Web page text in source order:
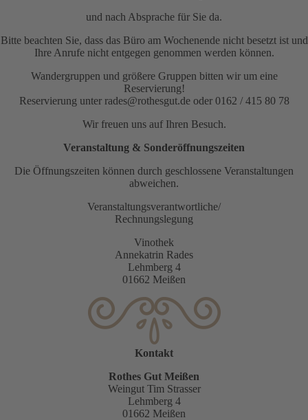
und nach Absprache für Sie da.
Bitte beachten Sie, dass das Büro am Wochenende nicht besetzt ist und
Ihre Anrufe nicht entgegen genommen werden können.
Wandergruppen und größere Gruppen bitten wir um eine
Reservierung!
Reservierung unter rades@rothesgut.de oder 0162 / 415 80 78
Wir freuen uns auf Ihren Besuch.
Veranstaltung & Sonderöffnungszeiten
Die Öffnungszeiten können durch geschlossene Veranstaltungen
abweichen.
Veranstaltungsverantwortliche/
Rechnungslegung
Vinothek
Annekatrin Rades
Lehmberg 4
01662 Meißen
Kontakt
Rothes Gut Meißen
Weingut Tim Strasser
Lehmberg 4
01662 Meißen